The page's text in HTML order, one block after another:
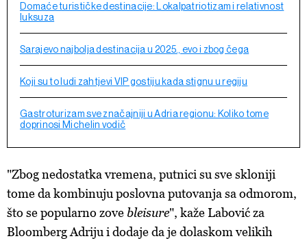
Domaće turističke destinacije: Lokalpatriotizam i relativnost
luksuza
Sarajevo najbolja destinacija u 2025., evo i zbog čega
Koji su to ludi zahtjevi VIP gostiju kada stignu u regiju
Gastroturizam sve značajniji u Adria regionu: Koliko tome
doprinosi Michelin vodič
"Zbog nedostatka vremena, putnici su sve skloniji
tome da kombinuju poslovna putovanja sa odmorom,
što se popularno zove bleisure", kaže Labović za
Bloomberg Adriju i dodaje da je dolaskom velikih